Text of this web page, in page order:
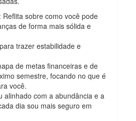
: Reflita sobre como você pode
de forma mais sólida e
trazer estabilidade e
de metas financeiras e de
semestre, focando no que é
você.
alinhado com a abundância e a
dia sou mais seguro em